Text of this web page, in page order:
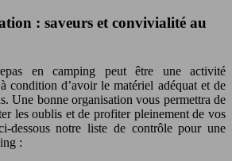
: saveurs et convivialité au
en camping peut être une activité
condition d’avoir le matériel adéquat et de
Une bonne organisation vous permettra de
les oublis et de profiter pleinement de vos
dessous notre liste de contrôle pour une
: